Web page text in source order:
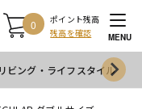
0
ポイント残高
残高を確認
MENU
リビング・ライフスタイル